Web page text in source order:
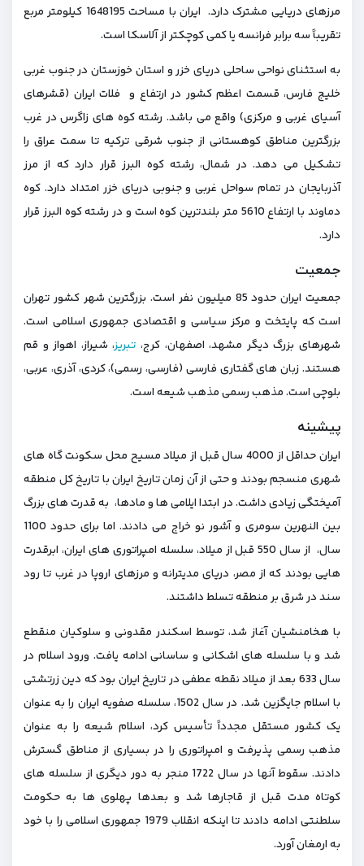
مرزهای دریایی مشترک دارد. ایران با مساحت 1648195 کیلومتر مربع
تقریباً سه برابر فرانسه یا کمی کوچکتر از آلاسکا است.
به استثنای نواحی ساحلی دریای خزر و استان خوزستان در جنوب غربی
خلیج فارس، قسمت اعظم کشور در ارتفاع و فلات ایران (قشرهای
آسیای غربی و مرکزی) واقع می باشد. رشته کوه های زاگرس در غرب
بزرگترین مناطق کوهستانی از جنوب شرقی ترکیه تا سمت عراق را
تشکیل می دهد. در شمال، رشته کوه البرز قرار دارد که از مرز
آذربایجان در تمام سواحل غربی و جنوبی دریای خزر امتداد دارد. کوه
دماوند با ارتفاع 5610 متر بلندترین کوه است و در رشته کوه البرز قرار
دارد.
جمعیت
جمعیت ایران حدود 85 میلیون نفر است. بزرگترین شهر کشور تهران
است که پایتخت و مرکز سیاسی و اقتصادی جمهوری اسلامی است.
شهرهای بزرگ دیگر مشهد، اصفهان، کرج، تبریز، شیراز، اهواز و قم
هستند. زبان های گفتاری فارسی (فارسی، رسمی)، کردی، آذری، عربی،
بلوچی است. مذهب رسمی مذهب شیعه است.
پیشینه
ایران حداقل از 4000 سال قبل از میلاد مسیح محل سکونت‌ گاه‌ های
شهری منسجم بودند و حتی از آن زمان تاریخ ایران با تاریخ کل منطقه
آمیختگی زیادی داشت. در ابتدا ایلامی ها و مادها، به قدرت های بزرگ
بین النهرین سومری و آشور نو خراج می دادند. اما برای حدود 1100
سال، از سال 550 قبل از میلاد، سلسله امپراتوری های ایران، ابرقدرت
هایی بودند که از مصر، دریای مدیترانه و مرزهای اروپا در غرب تا رود
سند در شرق بر منطقه تسلط داشتند.
با هخامنشیان آغاز شد، توسط اسکندر مقدونی و سلوکیان منقطع
شد و با سلسله های اشکانی و ساسانی ادامه یافت. ورود اسلام در
سال 633 بعد از میلاد نقطه عطفی در تاریخ ایران بود که دین زرتشتی
با اسلام جایگزین شد. در سال 1502، سلسله صفویه ایران را به عنوان
یک کشور مستقل مجدداً تأسیس کرد، اسلام شیعه را به عنوان
مذهب رسمی پذیرفت و امپراتوری را در بسیاری از مناطق گسترش
دادند. سقوط آنها در سال 1722 منجر به دور دیگری از سلسله های
کوتاه مدت قبل از قاجارها شد و بعدها پهلوی ها به حکومت
سلطنتی ادامه دادند تا اینکه انقلاب 1979 جمهوری اسلامی را با خود
به ارمغان آورد.